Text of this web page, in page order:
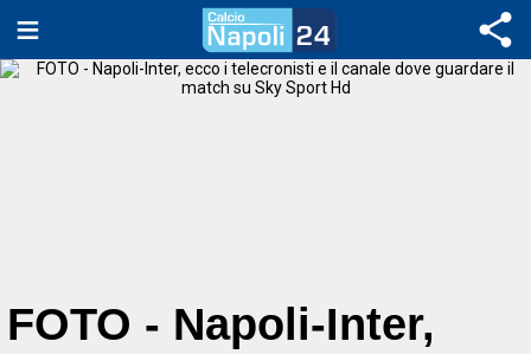
FOTO - Napoli-Inter,